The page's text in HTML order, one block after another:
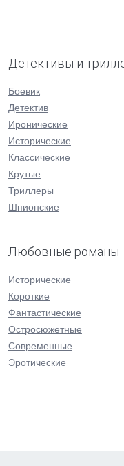
Детективы и
Боевик
Детектив
Иронические
Исторические
Классические
Крутые
Триллеры
Шпионские
Любовные романы
Исторические
Короткие
Фантастические
Остросюжетные
Современные
Эротические